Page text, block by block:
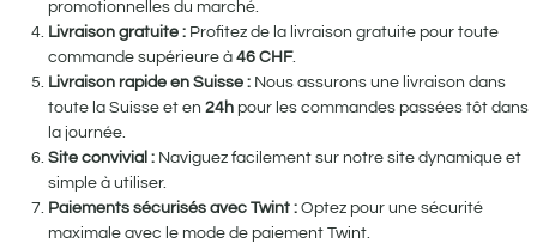
promotionnelles du marché.
Livraison gratuite : Profitez de la livraison gratuite pour toute
commande supérieure à 46 CHF.
Livraison rapide en Suisse : Nous assurons une livraison dans
toute la Suisse et en 24h pour les commandes passées tôt dans
la journée.
Site convivial : Naviguez facilement sur notre site dynamique et
simple à utiliser.
Paiements sécurisés avec Twint : Optez pour une sécurité
maximale avec le mode de paiement Twint.